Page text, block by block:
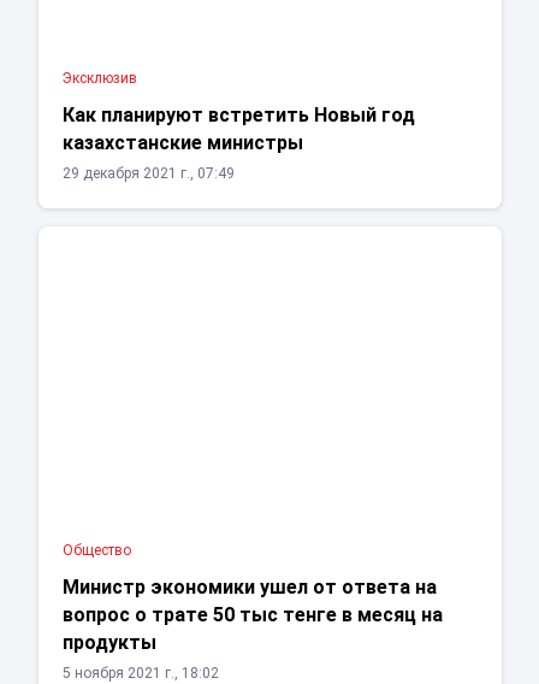
Эксклюзив
Как планируют встретить Новый год
казахстанские министры
29 декабря 2021 г., 07:49
Общество
Министр экономики ушел от ответа на
вопрос о трате 50 тыс тенге в месяц на
продукты
5 ноября 2021 г., 18:02